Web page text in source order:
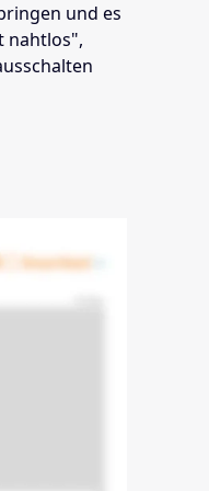
und es
nahtlos",